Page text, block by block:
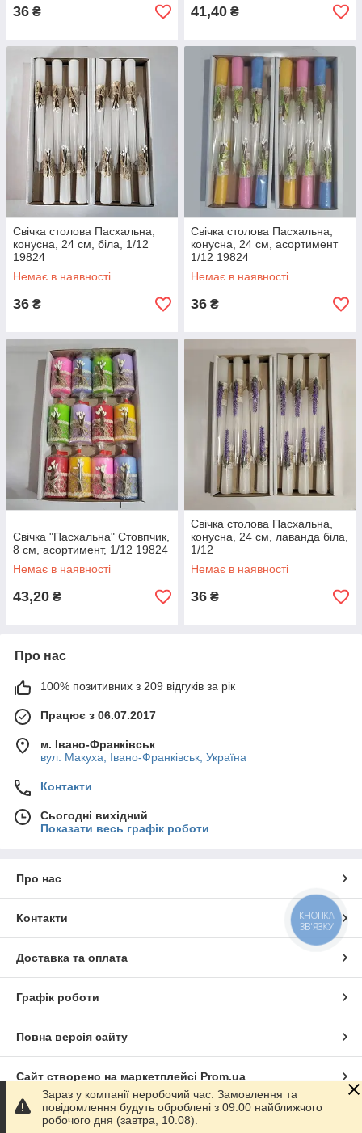
36 ₴ 41,40 ₴
Свічка столова Пасхальна,
конусна, 24 см, біла, 1/12
19824
Немає в наявності
36 ₴
Свічка столова Пасхальна,
конусна, 24 см, асортимент
1/12 19824
Немає в наявності
36 ₴
Свічка "Пасхальна" Стовпчик,
8 см, асортимент, 1/12 19824
Немає в наявності
43,20 ₴
Свічка столова Пасхальна,
конусна, 24 см, лаванда біла,
1/12
Немає в наявності
36 ₴
Про нас
100% позитивних з 209 відгуків за рік
Працює з 06.07.2017
м. Івано-Франківськ
вул. Макуха, Івано-Франківськ, Україна
Контакти
Сьогодні вихідний
Показати весь графік роботи
Про нас
Контакти
Доставка та оплата
Графік роботи
Повна версія сайту
Сайт створено на маркетплейсі Prom.ua
Політика конфіденційності
Зараз у компанії неробочий час. Замовлення та
повідомлення будуть оброблені з 09:00 найближчого
робочого дня (завтра, 10.08).
КНОПКА
ЗВ'ЯЗКУ